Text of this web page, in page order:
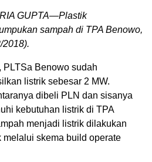
GUPTA—Plastik
sampah di TPA Benowo,
2018).
Benowo sudah
listrik sebesar 2 MW.
dibeli PLN dan sisanya
kebutuhan listrik di TPA
menjadi listrik dilakukan
skema build operate